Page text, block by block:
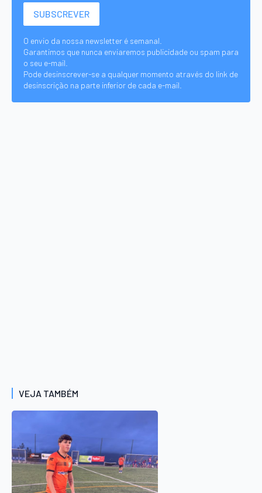
O envio da nossa newsletter é semanal.
Garantimos que nunca enviaremos publicidade ou spam para
o seu e-mail.
Pode desinscrever-se a qualquer momento através do link de
desinscrição na parte inferior de cada e-mail.
VEJA TAMBÉM